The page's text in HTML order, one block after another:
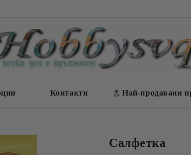
Контакти Най-продавани
Салфетка